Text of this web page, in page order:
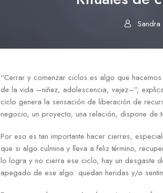
“Cerrar y comenzar ciclos es algo que
de la vida –niñez, adolescencia, vejez–”,
ciclo genera la sensación de liberación de
negocio, un proyecto, una relación, dispone de
Por eso es tan importante hacer cierres,
que si algo culmina y lleva a feliz término,
lo logra y no cierra ese ciclo, hay un desgaste
apegado de ese algo: quedan heridas y/o